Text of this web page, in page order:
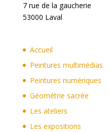
7 rue de la gaucherie
53000 Laval
Accueil
Peintures multimédias
Peintures numériques
Géométrie sacrée
Les ateliers
Les expositions